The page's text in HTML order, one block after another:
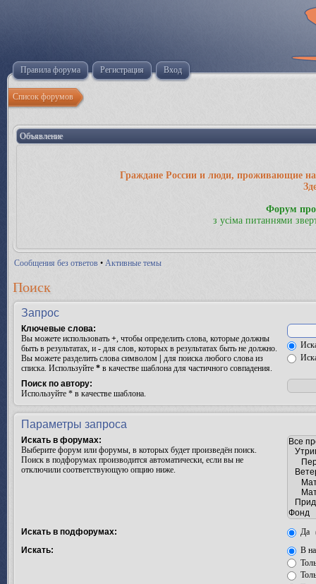
Правила форума Регистрация Вход
Список форумов
Объявление
Граждане России и люди, проживающие на
Форум
з усіма питаннями
Сообщения без ответов • Активные темы
Поиск
Запрос
Ключевые слова:
Вы можете использовать +, чтобы определить слова, которые должны
быть в результатах, и - для слов, которых в результатах быть не должно.
Вы можете разделить слова символом
для поиска любого слова из
списка. Используйте * в качестве шаблона для частичного совпадения.
Поиск по автору:
Используйте * в качестве шаблона.
Параметры запроса
Искать в форумах:
Выберите форум или форумы, в которых будет произведён поиск.
Поиск в подфорумах производится автоматически, если вы не
отключили соответствующую опцию ниже.
Искать в подфорумах:
Да
Искать:
В